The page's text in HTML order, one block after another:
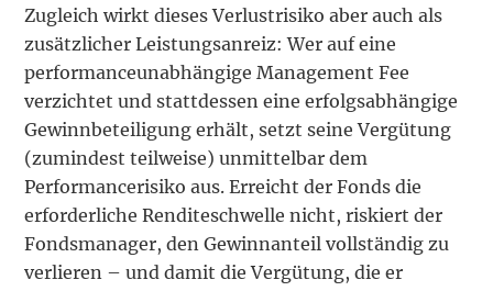
Zugleich wirkt dieses Verlustrisiko aber auch als
zusätzlicher Leistungsanreiz: Wer auf eine
performanceunabhängige Management Fee
verzichtet und stattdessen eine erfolgsabhängige
Gewinnbeteiligung erhält, setzt seine Vergütung
(zumindest teilweise) unmittelbar dem
Performancerisiko aus. Erreicht der Fonds die
erforderliche Renditeschwelle nicht, riskiert der
Fondsmanager, den Gewinnanteil vollständig zu
verlieren – und damit die Vergütung, die er